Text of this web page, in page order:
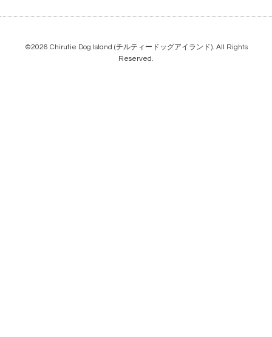
©2026 Chirutie Dog Island (チルティードッグアイランド). All Rights
Reserved.